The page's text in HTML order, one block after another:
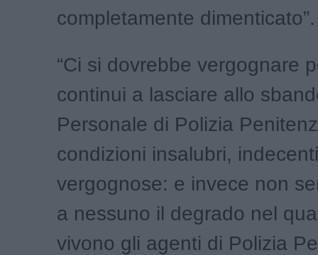
completamente dimenticato”.
“Ci si dovrebbe vergognare
continui a lasciare allo
Personale di Polizia
condizioni insalubri,
vergognose: e invece non
a nessuno il degrado nel
vivono gli agenti di Polizia